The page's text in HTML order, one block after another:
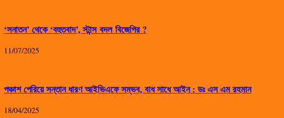
‘সনাতন’ থেকে ‘বহুতবাদ’, স্টান্স বদল বিজেপির ?
11/07/2025
পঞ্চাশ পেরিয়ে সন্তান ধারণ আইভিএফে সম্ভব, বাধ সাধে আইন : ডঃ এস এম রহমান
18/04/2025